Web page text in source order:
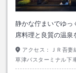
静かな佇まいでゆっ
席料理と良質の温泉
アクセス：
ＪＲ吾
草津バスターミナル下